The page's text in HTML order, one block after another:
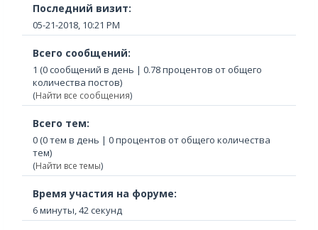
Последний визит:
05-21-2018, 10:21 PM
Всего сообщений:
1 (0 сообщений в день | 0.78 процентов от общего
количества постов)
(Найти все сообщения)
Всего тем:
0 (0 тем в день | 0 процентов от общего количества
тем)
(Найти все темы)
Время участия на форуме:
6 минуты, 42 секунд